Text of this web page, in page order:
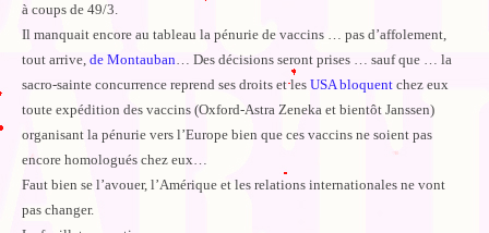
à coups de 49/3.
Il manquait encore au tableau la pénurie de vaccins … pas d’affolement,
tout arrive, de Montauban… Des décisions seront prises … sauf que … la
sacro-sainte concurrence reprend ses droits et les USA bloquent chez eux
toute expédition des vaccins (Oxford-Astra Zeneka et bientôt Janssen)
organisant la pénurie vers l’Europe bien que ces vaccins ne soient pas
encore homologués chez eux…
Faut bien se l’avouer, l’Amérique et les relations internationales ne vont
pas changer.